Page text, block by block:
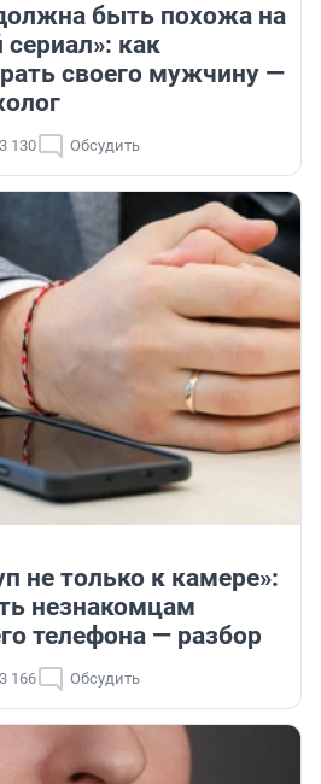
быть похожа на
как
своего мужчину —
3 130 Обсудить
не только к камере»:
незнакомцам
телефона — разбор
3 166 Обсудить